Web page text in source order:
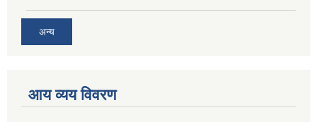
अन्य
आय व्यय विवरण